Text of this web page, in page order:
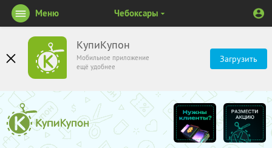
КупиКупон
Мобильное приложение
ещё удобнее
Загрузить
Меню Чебоксары